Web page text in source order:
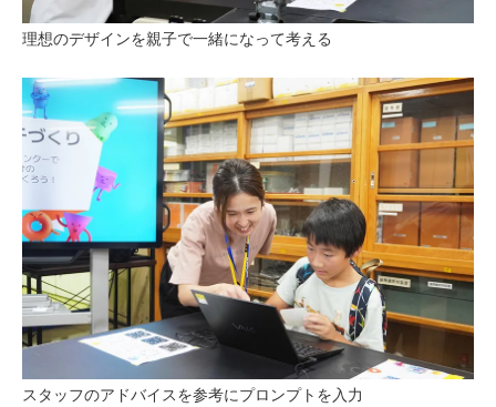
理想のデザインを親子で一緒になって考える
スタッフのアドバイスを参考にプロンプトを入力